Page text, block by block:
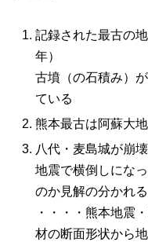
記録された最古の
年）
古墳（の石積み）
ている
熊本最古は阿蘇大
八代・麦島城が崩
地震で横倒しにな
のか見解の分かれ
・・・・熊本地震
材の断面形状から